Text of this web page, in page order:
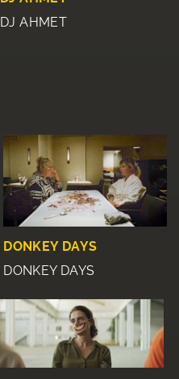
DJ AHMET
DONKEY DAYS
DONKEY DAYS